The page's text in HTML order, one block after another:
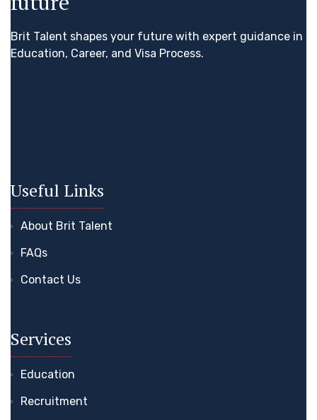
Brit Talent shapes your future with expert guidance in
Education, Career, and Visa Process.
Useful Links
About Brit Talent
FAQs
Contact Us
Services
Education
Recruitment